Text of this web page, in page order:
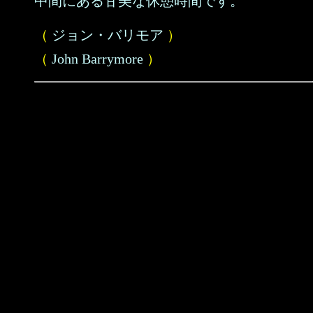
（ ジョン・バリモア ）
（ John Barrymore ）